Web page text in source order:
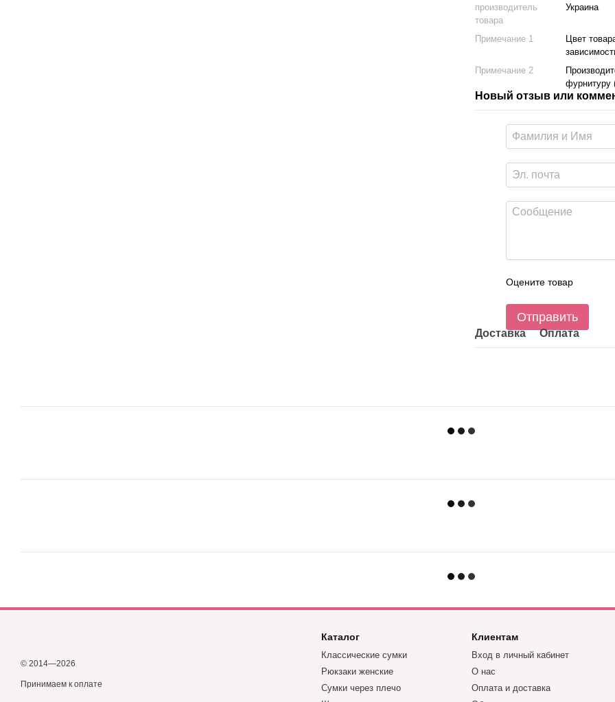
производитель
товара
Украина
Примечание 1
Цвет
Примечание 2
фурнитуру
Новый отзыв или
Оцените товар
Отправить
Доставка Оплата
© 2014—2026
Принимаем к оплате
Каталог
Классические сумки
Рюкзаки женские
Сумки через плечо
Клиентам
Вход в личный кабинет
О нас
Оплата и доставка